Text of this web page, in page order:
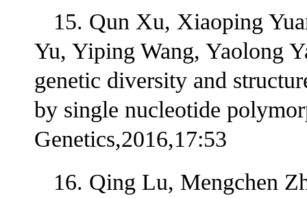
15. Qun Xu, Xiaoping
Yu, Yiping Wang, Yaolong
genetic diversity and
by single nucleotide
Genetics,2016,17:53
16. Qing Lu, Mengchen